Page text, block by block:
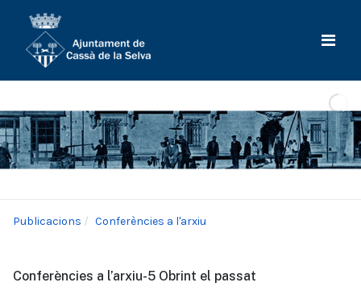
Publicacions Conferències a l'arxiu
Conferències a l’arxiu-5 Obrint el passat